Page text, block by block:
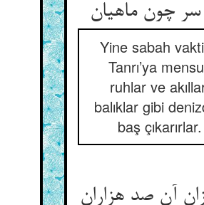
Yine sabah
Tanrı’ya
ruhlar ve
balıklar gibi
baş çıkarırlar.
آن صد هزاران